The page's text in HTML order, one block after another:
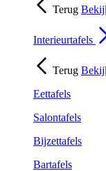
Terug
Interieurtafels
Terug
Eettafels
Salontafels
Bijzettafels
Bartafels